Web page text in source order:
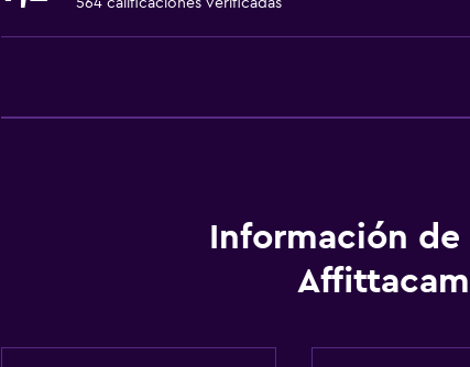
Plantas superiores accesibles por escaleras
564 calificaciones verificadas
Información de